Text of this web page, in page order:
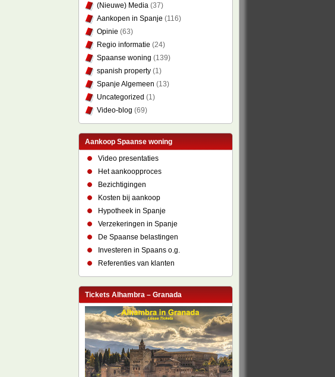
(Nieuwe) Media (37)
Aankopen in Spanje (116)
Opinie (63)
Regio informatie (24)
Spaanse woning (139)
spanish property (1)
Spanje Algemeen (13)
Uncategorized (1)
Video-blog (69)
Aankoop Spaanse woning
Video presentaties
Het aankoopproces
Bezichtigingen
Kosten bij aankoop
Hypotheek in Spanje
Verzekeringen in Spanje
De Spaanse belastingen
Investeren in Spaans o.g.
Referenties van klanten
Tickets Alhambra – Granada